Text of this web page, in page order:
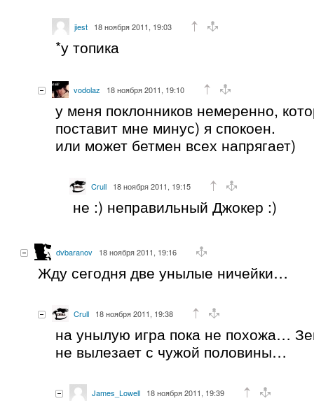
jiest 18 ноября 2011, 19:03
*у топика
vodolaz 18 ноября 2011, 19:10
у меня поклонников немеренно,
поставит мне минус) я спокоен.
или может бетмен всех напрягает)
Crull 18 ноября 2011, 19:15
не :) неправильный Джокер :)
dvbaranov 18 ноября 2011, 19:16
Жду сегодня две унылые ничейки…
Crull 18 ноября 2011, 19:38
на унылую игра пока не похожа…
не вылезает с чужой половины…
James_Lowell 18 ноября 2011, 19:39